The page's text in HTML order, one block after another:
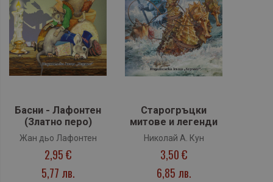
Басни - Лафонтен
(Златно перо)
Жан дьо Лафонтен
2,95 €
5,77 лв.
Старогръцки
митове и легенди
Николай А. Кун
3,50 €
6,85 лв.